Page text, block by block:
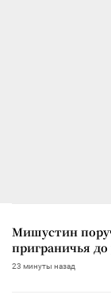
Мишустин
приграничья
23 минуты назад